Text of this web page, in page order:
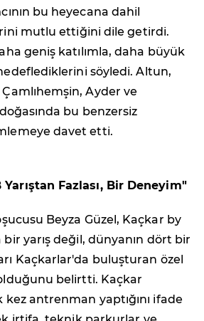
bu heyecana dahil
mutlu ettiğini dile getirdi.
geniş katılımla, daha büyük
söyledi. Altun,
Ayder ve
bu benzersiz
davet etti.
Fazlası, Bir Deneyim"
Beyza Güzel, Kaçkar by
bir yarış değil, dünyanın dört bir
Kaçkarlar'da buluşturan özel
belirtti. Kaçkar
kez antrenman yaptığını ifade